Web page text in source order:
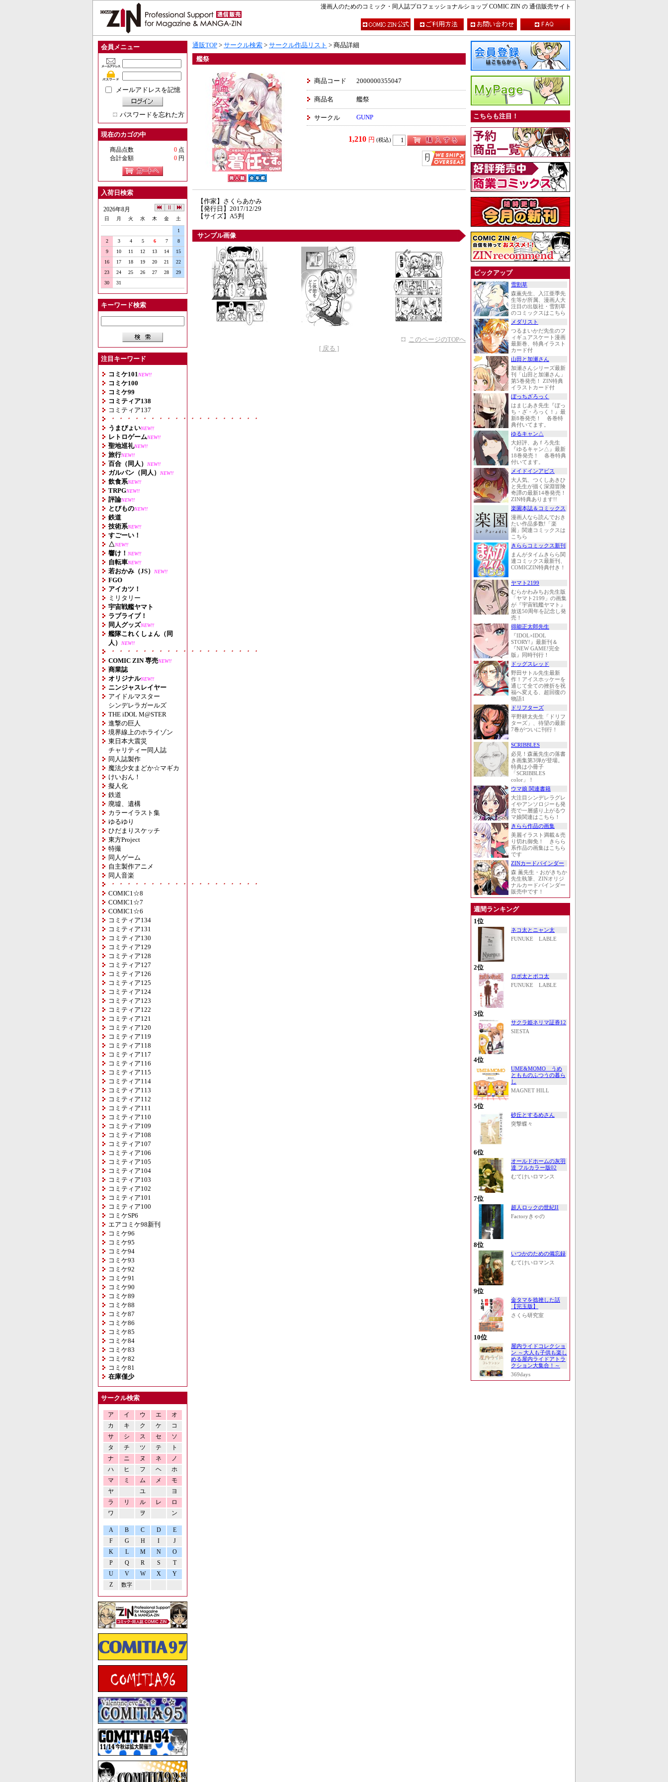
漫画人のためのコミック・同人誌プロフェッショナルショップ COMIC ZIN の 通信販売サイト
会員メニュー
メールアドレスを記憶
パスワードを忘れた方
現在のカゴの中
商品点数 0 点
合計金額
0 円
入荷日検索
2026年8月
日 月 火 水 木 金 土
1
2
3 4 5 6 7
8
9
10 11 12 13 14
15
16
17 18 19 20 21
22
23
24 25 26 27 28
29
30
31
キーワード検索
注目キーワード
コミケ101 NEW!!
コミケ100
コミケ99
コミティア138
コミティア137
・・・・・・・・・・・・・・・・・・・
うまぴょいNEW!!
レトロゲームNEW!!
聖地巡礼NEW!!
旅行NEW!!
百合（同人） NEW!!
ガルパン（同人） NEW!!
飲食系NEW!!
TRPGNEW!!
評論NEW!!
とびものNEW!!
鉄道
技術系NEW!!
すごーい！
△NEW!!
響け！ NEW!!
自転車NEW!!
若おかみ（JS） NEW!!
FGO
アイカツ！
ミリタリー
宇宙戦艦ヤマト
ラブライブ！
同人グッズNEW!!
艦隊これくしょん（同
人）
NEW!!
・・・・・・・・・・・・・・・・・・・
COMIC ZIN 専売NEW!!
商業誌
オリジナルNEW!!
ニンジャスレイヤー
アイドルマスター
シンデレラガールズ
THE iDOL M@STER
進撃の巨人
境界線上のホライゾン
東日本大震災
チャリティー同人誌
同人誌製作
魔法少女まどか☆マギカ
けいおん！
擬人化
鉄道
廃墟、遺構
カラーイラスト集
ゆるゆり
ひだまりスケッチ
東方Project
特撮
同人ゲーム
自主製作アニメ
同人音楽
・・・・・・・・・・・・・・・・・・・
COMIC1☆8
COMIC1☆7
COMIC1☆6
コミティア134
コミティア131
コミティア130
コミティア129
コミティア128
コミティア127
コミティア126
コミティア125
コミティア124
コミティア123
コミティア122
コミティア121
コミティア120
コミティア119
コミティア118
コミティア117
コミティア116
コミティア115
コミティア114
コミティア113
コミティア112
コミティア111
コミティア110
コミティア109
コミティア108
コミティア107
コミティア106
コミティア105
コミティア104
コミティア103
コミティア102
コミティア101
コミティア100
コミケSP6
エアコミケ98新刊
コミケ96
コミケ95
コミケ94
コミケ93
コミケ92
コミケ91
コミケ90
コミケ89
コミケ88
コミケ87
コミケ86
コミケ85
コミケ84
コミケ83
コミケ82
コミケ81
在庫僅少
サークル検索
ア イ ウ エ
オ
カ
キ ク ケ
コ
サ
シ ス セ
ソ
タ
チ ツ テ
ト
ナ
ニ ヌ ネ
ノ
ハ
ヒ フ ヘ
ホ
マ
ミ ム メ
モ
ヤ
ユ
ヨ
ラ
リ ル レ
ロ
ワ
ヲ ン
A B C D
E
F
G H I
J
K
L M N
O
P
Q R S
T
U
V W X
Y
Z
数字
通販TOP > サークル検索 > サークル作品リスト > 商品詳細
艦祭
商品コード 2000000355047
商品名 艦祭
サークル GUNP
1,210 円 (税込)
【作家】さくらあかみ
【発行日】2017/12/29
【サイズ】A5判
サンプル画像
このページのTOPへ
[ 戻る ]
こちらも注目！
ピックアップ
雪割草
森薫先生、入江亜季先
生等が所属、漫画人大
注目の出版社・雪割草
のコミックスはこちら
メダリスト
つるまいかだ先生のフ
ィギュアスケート漫画
最新巻、特典イラスト
カード付
山田と加瀬さん
加瀬さんシリーズ最新
刊「山田と加瀬さん」
第5巻発売！ ZIN特典
イラストカード付
ぼっちざろっく
はまじあき先生『ぼっ
ち・ざ・ろっく！』最
新8巻発売！ 各巻特
典付いてます。
ゆるキャン△
大好評、あｆろ先生
『ゆるキャン△』最新
18巻発売！ 各巻特典
付いてます。
メイドインアビス
大人気、つくしあきひ
と先生が描く深淵冒険
奇譚の最新14巻発売！
ZIN特典あります!!
楽園本誌＆コミックス
漫画人なら読んでおき
たい作品多数!「楽
園」関連コミックスは
こちら
きららコミックス新刊
まんがタイムきらら関
連コミックス最新刊、
COMICZIN特典付き！
ヤマト2199
むらかわみちお先生版
「ヤマト2199」の画集
が『宇宙戦艦ヤマト』
放送50周年を記念し発
売！
得能正太郎先生
『IDOL×IDOL
STORY!』最新刊＆
『NEW GAME!完全
版』同時刊行！
ドッグスレッド
野田サトル先生最新
作！アイスホッケーを
通じて全ての挫折を祝
福へ変える、超回復の
物語1
ドリフターズ
平野耕太先生「ドリフ
ターズ」、待望の最新
7巻がついに刊行！
SCRIBBLES
必見！森薫先生の落書
き画集第3弾が登場。
特典は小冊子
「SCRIBBLES
color」！
ウマ娘 関連書籍
大注目シンデレラグレ
イやアンソロジーも発
売で一層盛り上がるウ
マ娘関連はこちら！
きらら作品の画集
美麗イラスト満載＆売
り切れ御免！ きらら
系作品の画集はこちら
です
ZINカードバインダー
森 薫先生・おがきちか
先生執筆、ZINオリジ
ナルカードバインダー
販売中です！
週間ランキング
1位
ネコ太とニャン太
FUNUKE LABLE
2位
ロボ太とポコ太
FUNUKE LABLE
3位
サクラ姫ネリマ証券12
SIESTA
4位
UME&MOMO うめ
ともものふつうの暮ら
し
MAGNET HILL
5位
砂丘とするめさん
突撃蝶々
6位
オールドホームの灰羽
達 フルカラー版02
むてけいロマンス
7位
超人ロックの世紀II
Factoryきゃの
8位
いつかのための備忘録
むてけいロマンス
9位
金タマを捻挫した話
【完玉版】
さくら研究室
10位
屋内ライドコレクショ
ン ～大人も子供も楽し
める屋内ライドアトラ
クション大集合！～
369days